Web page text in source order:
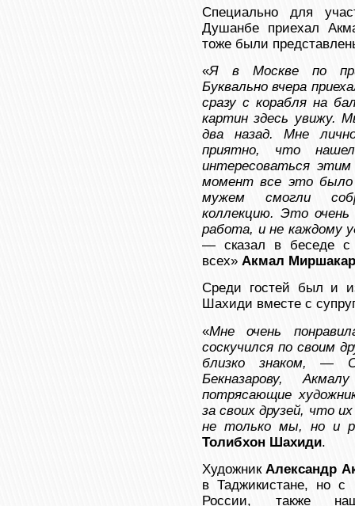
Специально для
Душанбе приехал
тоже были
«Я в Москве по
Буквально вчера
сразу с корабля на
картин здесь увижу.
два назад. Мне
приятно, что
интересоваться
момент все это
мужем смогли
коллекцию. Это очень
работа, и не каждому
— сказал в беседе с
всех» Акмал Миршакар
Среди гостей был и
Шахиди вместе с
«Мне очень
соскучился по своим
близко знаком, —
Бекназарову,
потрясающие
за своих друзей, что
не только мы, но и
Толибхон Шахиди.
ХудожникАлександр
в Таджикистане, но
России, также